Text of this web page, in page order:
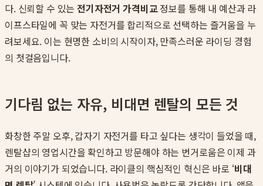
다. 신뢰할 수 있는 전기자전거 가격비교정보를 통해 내 예산과 라
이프스타일에 꼭 맞는 자전거를 합리적으로 선택하는 즐거움을 누
려보세요. 이는 현명한 소비의 시작이자, 만족스러운 라이딩 경험
의 첫걸음입니다.
기다림 없는 자유, 비대면 렌탈의 모든 것
화창한 주말 오후, 갑자기 자전거를 타고 싶다는 생각이 들었을 때,
렌탈샵의 영업시간을 확인하고 방문해야 하는 번거로움은 이제 과
거의 이야기가 되었습니다. 라이클의 핵심적인 혁신은 바로 ‘비대